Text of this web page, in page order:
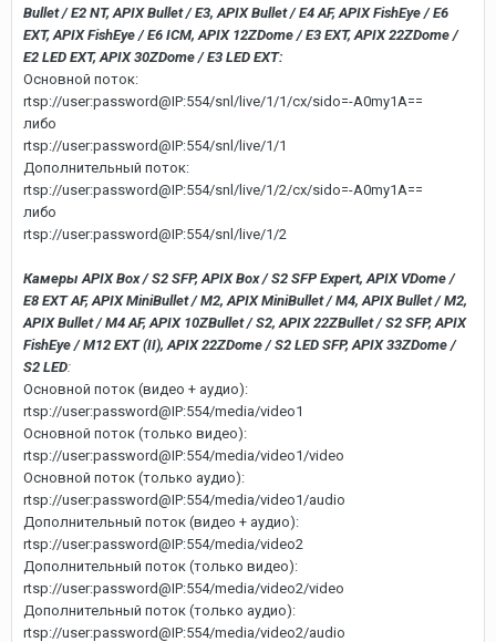
Bullet / E2 NT, APIX Bullet / E3, APIX Bullet / E4 AF, APIX FishEye / E6
EXT, APIX FishEye / E6 ICM, APIX 12ZDome / E3 EXT, APIX 22ZDome /
E2 LED EXT, APIX 30ZDome / E3 LED EXT:
Основной поток:
rtsp://user:password@IP:554/snl/live/1/1/cx/sido=-A0my1A==
либо
rtsp://user:password@IP:554/snl/live/1/1
Дополнительный поток:
rtsp://user:password@IP:554/snl/live/1/2/cx/sido=-A0my1A==
либо
rtsp://user:password@IP:554/snl/live/1/2
Камеры APIX Box / S2 SFP, APIX Box / S2 SFP Expert, APIX VDome /
E8 EXT AF, APIX MiniBullet / M2, APIX MiniBullet / M4, APIX Bullet / M2,
APIX Bullet / M4 AF, APIX 10ZBullet / S2, APIX 22ZBullet / S2 SFP, APIX
FishEye / M12 EXT (II), APIX 22ZDome / S2 LED SFP, APIX 33ZDome /
S2 LED:
Основной поток (видео + аудио):
rtsp://user:password@IP:554/media/video1
Основной поток (только видео):
rtsp://user:password@IP:554/media/video1/video
Основной поток (только аудио):
rtsp://user:password@IP:554/media/video1/audio
Дополнительный поток (видео + аудио):
rtsp://user:password@IP:554/media/video2
Дополнительный поток (только видео):
rtsp://user:password@IP:554/media/video2/video
Дополнительный поток (только аудио):
rtsp://user:password@IP:554/media/video2/audio